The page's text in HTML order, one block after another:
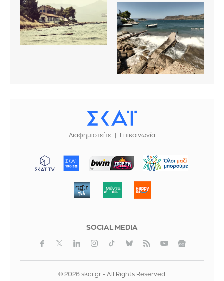
Διαφημιστείτε Επικοινωνία
ΜΠΟΡΟΥΜΕ
SOCIAL MEDIA
© 2026 skai.gr - All Rights Reserved